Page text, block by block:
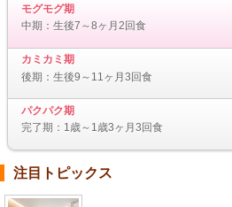
モグモグ期
中期：生後7～8ヶ月2回食
カミカミ期
後期：生後9～11ヶ月3回食
パクパク期
完了期：1歳～1歳3ヶ月3回食
注目トピックス